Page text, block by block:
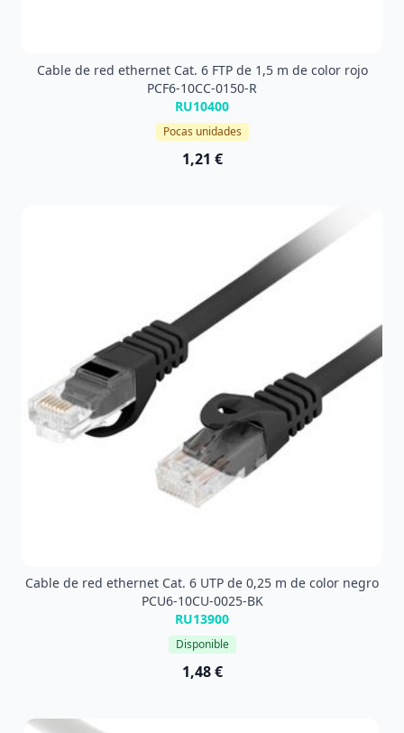
Cable de red ethernet Cat. 6 FTP de 1,5 m de color rojo
PCF6-10CC-0150-R
RU10400
Pocas unidades
1,21 €
Cable de red ethernet Cat. 6 UTP de 0,25 m de color negro
PCU6-10CU-0025-BK
RU13900
Disponible
1,48 €